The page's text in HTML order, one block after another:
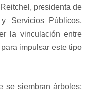
presidenta de
Servicios Públicos,
la vinculación entre
impulsar este tipo
se siembran árboles;